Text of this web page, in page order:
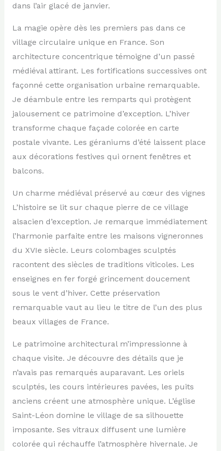
dans l’air glacé de janvier.
La magie opère dès les premiers pas dans ce
village circulaire unique en France. Son
architecture concentrique témoigne d’un passé
médiéval attirant. Les fortifications successives ont
façonné cette organisation urbaine remarquable.
Je déambule entre les remparts qui protègent
jalousement ce patrimoine d’exception. L’hiver
transforme chaque façade colorée en carte
postale vivante. Les géraniums d’été laissent place
aux décorations festives qui ornent fenêtres et
balcons.
Un charme médiéval préservé au cœur des vignes
L’histoire se lit sur chaque pierre de ce village
alsacien d’exception. Je remarque immédiatement
l’harmonie parfaite entre les maisons vigneronnes
du XVIe siècle. Leurs colombages sculptés
racontent des siècles de traditions viticoles. Les
enseignes en fer forgé grincement doucement
sous le vent d’hiver. Cette préservation
remarquable vaut au lieu le titre de l’un des plus
beaux villages de France.
Le patrimoine architectural m’impressionne à
chaque visite. Je découvre des détails que je
n’avais pas remarqués auparavant. Les oriels
sculptés, les cours intérieures pavées, les puits
anciens créent une atmosphère unique. L’église
Saint-Léon domine le village de sa silhouette
imposante. Ses vitraux diffusent une lumière
colorée qui réchauffe l’atmosphère hivernale. Je